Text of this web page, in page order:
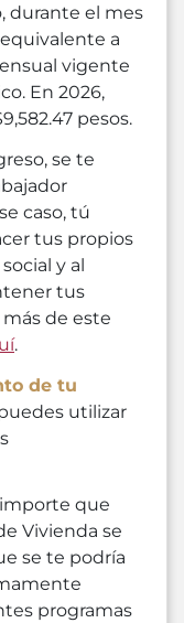
durante el mes
a
vigente
En 2026,
pesos.
se te
caso, tú
tus propios
y al
tus
más de este
.
de tu
utilizar
importe que
Vivienda se
se te podría
programas